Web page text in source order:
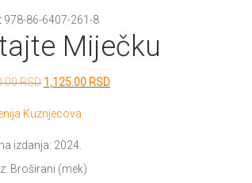
978-86-6407-261-8
Miječku
RSD Originalna
bila:
1,250.00 RSD.
1,125.00 RSDTrenutna
Kuznjecova
izdanja: 2024.
Broširani (mek)